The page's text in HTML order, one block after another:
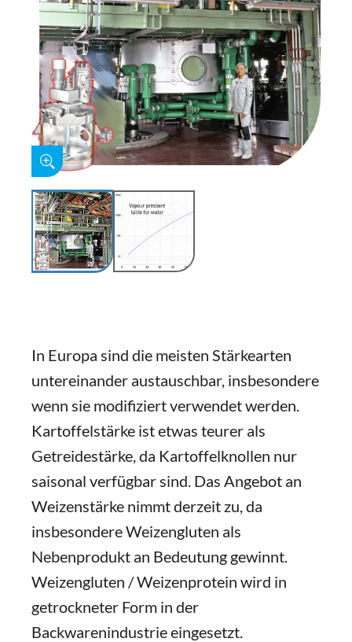
In Europa sind die meisten Stärkearten
untereinander austauschbar, insbesondere
wenn sie modifiziert verwendet werden.
Kartoffelstärke ist etwas teurer als
Getreidestärke, da Kartoffelknollen nur
saisonal verfügbar sind. Das Angebot an
Weizenstärke nimmt derzeit zu, da
insbesondere Weizengluten als
Nebenprodukt an Bedeutung gewinnt.
Weizengluten / Weizenprotein wird in
getrockneter Form in der
Backwarenindustrie eingesetzt.